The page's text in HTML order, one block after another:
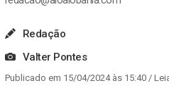
Redação
Valter Pontes
Publicado em 15/04/2024 às 15:40/